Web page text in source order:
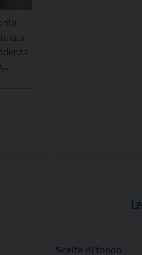
Scelte di fondo